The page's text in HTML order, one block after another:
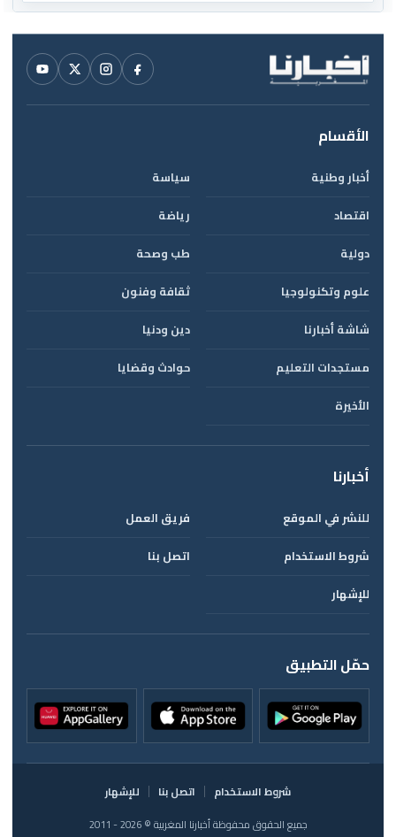
الأقسام
أخبار وطنية
سياسة
اقتصاد
رياضة
دولية
طب وصحة
علوم وتكنولوجيا
ثقافة وفنون
شاشة أخبارنا
دين ودنيا
مستجدات التعليم
حوادث وقضايا
الأخيرة
أخبارنا
للنشر في الموقع
فريق العمل
شروط الاستخدام
اتصل بنا
للإشهار
حمّل التطبيق
شروط الاستخدام اتصل بنا
للإشهار
جميع الحقوق محفوظة أخبارنا المغربية © 2026 - 2011